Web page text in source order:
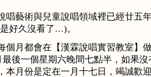
唱藝術與兒童說唱領域裡已經廿五
好久沒看了…)。
個月都會在【漢霖說唱實習教室】
後一個星期六晚間七點半，如果沒
本月份是定在一月十七日，竭誠歡